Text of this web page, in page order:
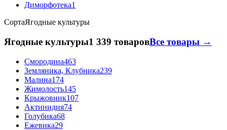
Диморфотека1
СортаЯгодные культуры
Ягодные культуры1 339 товаровВсе товары →
Смородина463
Земляника, Клубника239
Малина174
Жимолость145
Крыжовник107
Актинидия74
Голубика68
Ежевика29